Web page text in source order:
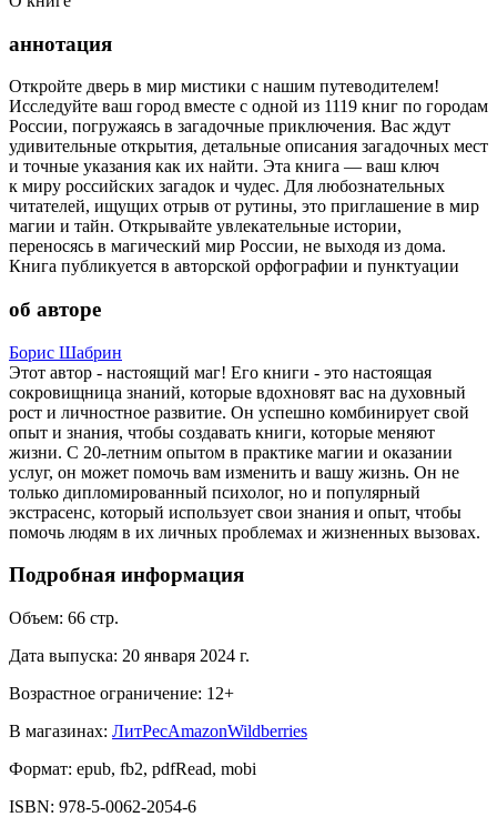
аннотация
Откройте дверь в мир мистики с нашим путеводителем!
Исследуйте ваш город вместе с одной из 1119 книг по городам
России, погружаясь в загадочные приключения. Вас ждут
удивительные открытия, детальные описания загадочных мест
и точные указания как их найти. Эта книга — ваш ключ
к миру российских загадок и чудес. Для любознательных
читателей, ищущих отрыв от рутины, это приглашение в мир
магии и тайн. Открывайте увлекательные истории,
переносясь в магический мир России, не выходя из дома.
Книга публикуется в авторской орфографии и пунктуации
об авторе
Борис Шабрин
Этот автор - настоящий маг! Его книги - это настоящая
сокровищница знаний, которые вдохновят вас на духовный
рост и личностное развитие. Он успешно комбинирует свой
опыт и знания, чтобы создавать книги, которые меняют
жизни. С 20-летним опытом в практике магии и оказании
услуг, он может помочь вам изменить и вашу жизнь. Он не
только дипломированный психолог, но и популярный
экстрасенс, который использует свои знания и опыт, чтобы
помочь людям в их личных проблемах и жизненных вызовах.
Подробная информация
Объем: 66 стр.
Дата выпуска: 20 января 2024 г.
Возрастное ограничение: 12+
В магазинах: ЛитРесAmazonWildberries
Формат: epub, fb2, pdfRead, mobi
ISBN: 978-5-0062-2054-6